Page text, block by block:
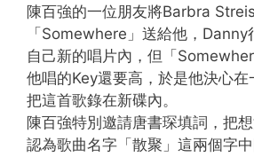
陳百強的一位朋友將Barbra
「Somewhere」送給他，Danny
自己新的唱片內，但「
他唱的Key還要高，於是他決心
把這首歌錄在新碟內。
陳百強特別邀請唐書琛填詞，把
認為歌曲名字「散聚」這兩個字